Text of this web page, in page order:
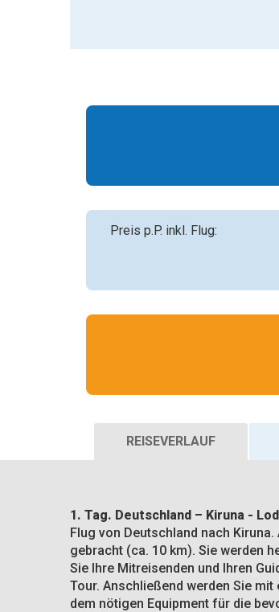
Preis p.P. inkl. Flug:
REISEVERLAUF
1. Tag. Deutschland – Kiruna -
Flug von Deutschland nach
gebracht (ca. 10 km). Sie werden
Sie Ihre Mitreisenden und Ihren
Tour. Anschließend werden Sie
dem nötigen Equipment für die